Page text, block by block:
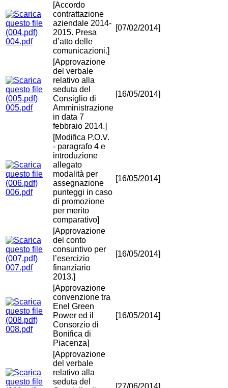
004.pdf
[Accordo
contrattazione
aziendale 2014-
2015. Presa
d’atto delle
comunicazioni.]
[07/02/2014]
005.pdf
[Approvazione
del verbale
relativo alla
seduta del
Consiglio di
Amministrazione
in data 7
febbraio 2014.]
[16/05/2014]
006.pdf
[Modifica P.O.V.
- paragrafo 4 e
introduzione
allegato
modalità per
assegnazione
punteggi in caso
di promozione
per merito
comparativo]
[16/05/2014]
007.pdf
[Approvazione
del conto
consuntivo per
l’esercizio
finanziario
2013.]
[16/05/2014]
008.pdf
[Approvazione
convenzione tra
Enel Green
Power ed il
Consorzio di
Bonifica di
Piacenza]
[16/05/2014]
[Approvazione
del verbale
relativo alla
seduta del